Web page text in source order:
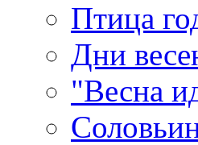
Птица
Дни
"Весна